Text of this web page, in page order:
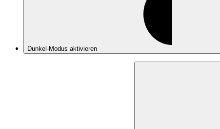
Dunkel-Modus aktivieren